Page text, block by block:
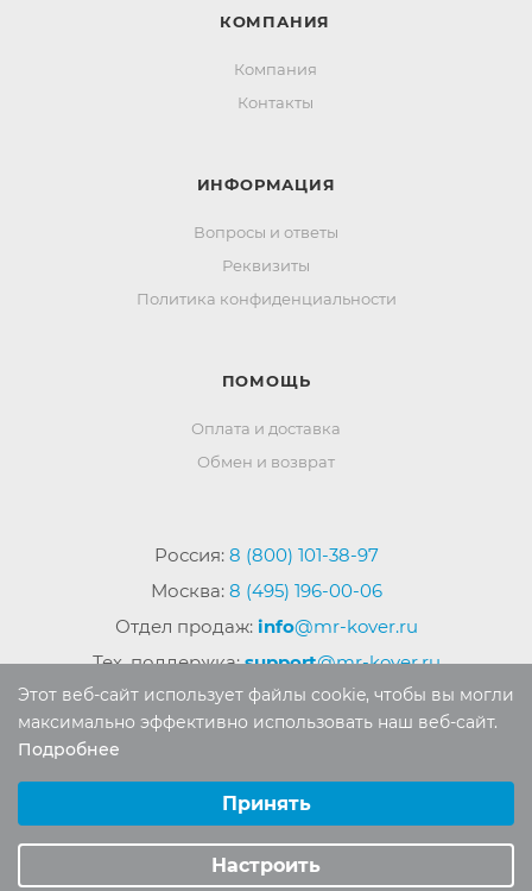
КОМПАНИЯ
Компания
Контакты
ИНФОРМАЦИЯ
Вопросы и ответы
Реквизиты
Политика конфиденциальности
ПОМОЩЬ
Оплата и доставка
Обмен и возврат
Россия: 8 (800) 101-38-97
Москва: 8 (495) 196-00-06
Отдел продаж: info@mr-kover.ru
Тех. поддержка:support@mr-kover.ru
материалов сайта без письменного разрешения
запрещено.
Этот веб-сайт использует файлы cookie, чтобы вы могли
максимально эффективно использовать наш веб-сайт.
Подробнее
Аналитические/Функциональные
Принять
Настроить